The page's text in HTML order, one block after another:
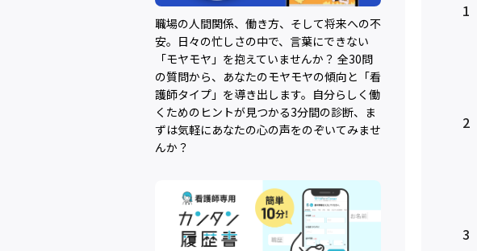
1
2
3
職場の人間関係、働き方、そして将来への不
安。日々の忙しさの中で、言葉にできない
「モヤモヤ」を抱えていませんか？ 全30問
の質問から、あなたのモヤモヤの傾向と「看
護師タイプ」を導き出します。自分らしく働
くためのヒントが見つかる3分間の診断、ま
ずは気軽にあなたの心の声をのぞいてみませ
んか？